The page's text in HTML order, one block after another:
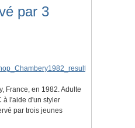
par 3
France, en 1982. Adulte
à l'aide d'un styler
par trois jeunes